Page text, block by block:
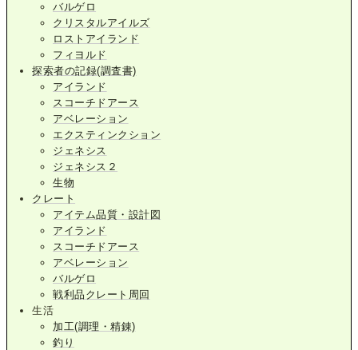
バルゲロ
クリスタルアイルズ
ロストアイランド
フィヨルド
探索者の記録(調査書)
アイランド
スコーチドアース
アベレーション
エクスティンクション
ジェネシス
ジェネシス２
生物
クレート
アイテム品質・設計図
アイランド
スコーチドアース
アベレーション
バルゲロ
戦利品クレート周回
生活
加工(調理・精錬)
釣り